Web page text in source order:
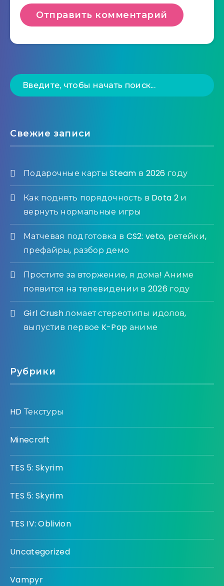
Свежие записи
Подарочные карты Steam в 2026 году
Как поднять порядочность в Dota 2 и
вернуть нормальные игры
Матчевая подготовка в CS2: veto, ретейки,
префайры, разбор демо
Простите за вторжение, я дома! Аниме
появится на телевидении в 2026 году
Girl Crush ломает стереотипы идолов,
выпустив первое K-Pop аниме
Рубрики
HD Текстуры
Minecraft
TES 5: Skyrim
TES 5: Skyrim
TES IV: Oblivion
Uncategorized
Vampyr